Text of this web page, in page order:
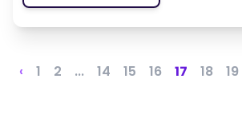
‹ 1 2 ... 14 15 16 17 18 19